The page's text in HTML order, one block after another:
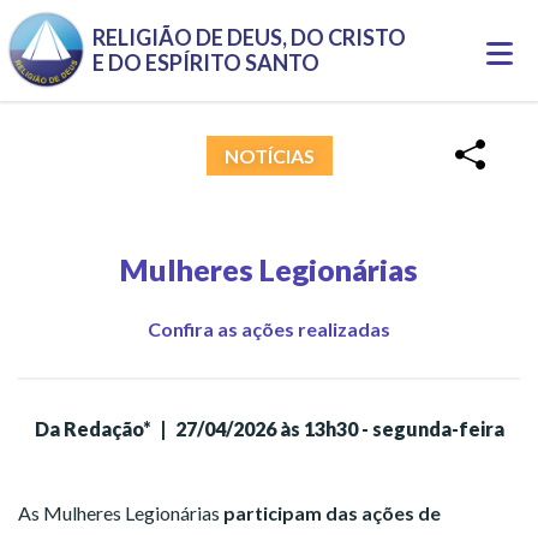
Pular para o conteúdo principal
RELIGIÃO DE DEUS, DO CRISTO
E DO ESPÍRITO SANTO
NOTÍCIAS
Mulheres Legionárias
Confira as ações realizadas
Da Redação* | 27/04/2026 às 13h30 - segunda-feira
As Mulheres Legionárias participam das ações de